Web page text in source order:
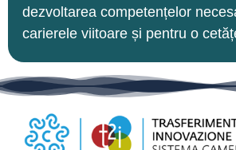
dezvoltarea competențelor
carierele viitoare și pentru o